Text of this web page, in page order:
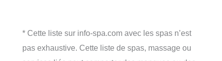
* Cette liste sur info-spa.com avec les spas n’est
pas exhaustive. Cette liste de spas, massage ou